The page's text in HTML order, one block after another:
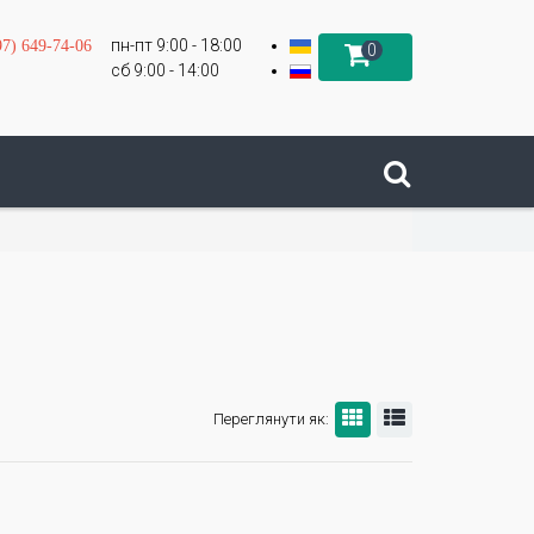
649-74-06
пн-пт 9:00 - 18:00
сб 9:00 - 14:00
0
Переглянути як: